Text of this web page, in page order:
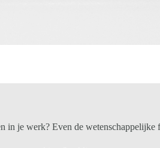
in je werk? Even de